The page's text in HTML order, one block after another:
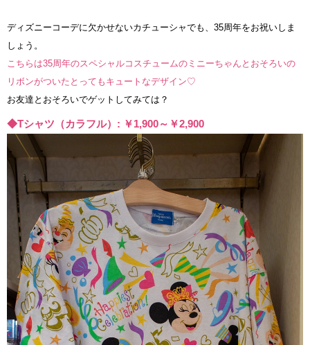
ディズニーコーデに欠かせないカチューシャでも、35周年をお祝いしま
しょう。
こちらは35周年のスペシャルコスチュームのミニーちゃんとおそろいの
リボンがついたとってもキュートなデザイン♡
お友達とおそろいでゲットしてみては？
◆Tシャツ（カラフル）: ￥1,900～￥2,900